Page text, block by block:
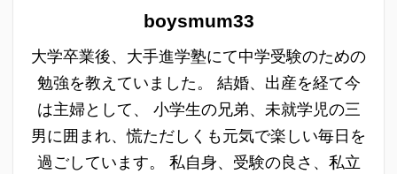
boysmum33
大学卒業後、大手進学塾にて中学受験のための
勉強を教えていました。 結婚、出産を経て今
は主婦として、 小学生の兄弟、未就学児の三
男に囲まれ、慌ただしくも元気で楽しい毎日を
過ごしています。 私自身、受験の良さ、私立